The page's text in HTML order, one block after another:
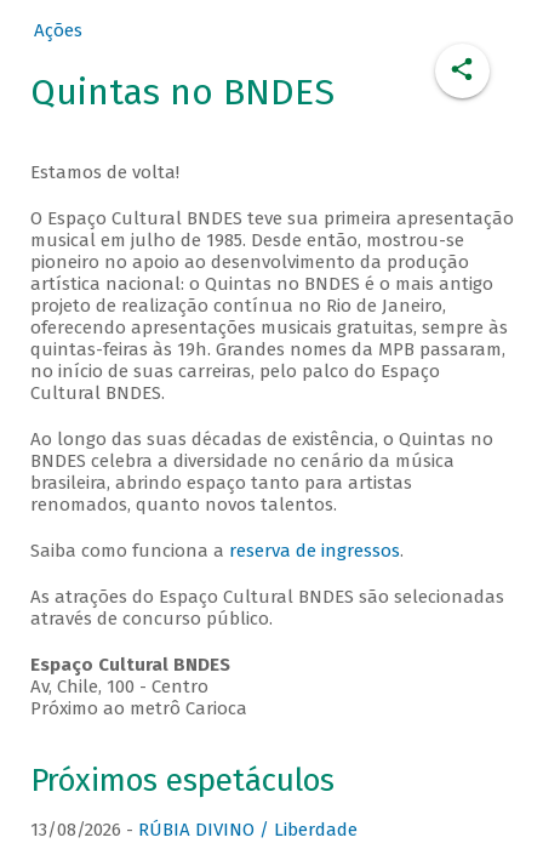
Ações
Quintas no BNDES
Estamos de volta!
O Espaço Cultural BNDES teve sua primeira apresentação
musical em julho de 1985. Desde então, mostrou-se
pioneiro no apoio ao desenvolvimento da produção
artística nacional: o Quintas no BNDES é o mais antigo
projeto de realização contínua no Rio de Janeiro,
oferecendo apresentações musicais gratuitas, sempre às
quintas-feiras às 19h. Grandes nomes da MPB passaram,
no início de suas carreiras, pelo palco do Espaço
Cultural BNDES.
Ao longo das suas décadas de existência, o Quintas no
BNDES celebra a diversidade no cenário da música
brasileira, abrindo espaço tanto para artistas
renomados, quanto novos talentos.
Saiba como funciona a reserva de ingressos.
As atrações do Espaço Cultural BNDES são selecionadas
através de concurso público.
Espaço Cultural BNDES
Av, Chile, 100 - Centro
Próximo ao metrô Carioca
Próximos espetáculos
13/08/2026 - RÚBIA DIVINO / Liberdade